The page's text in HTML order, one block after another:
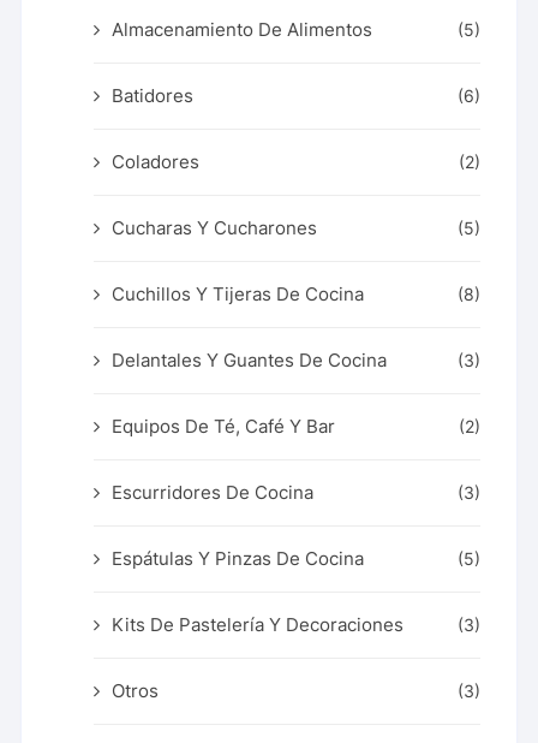
Almacenamiento De Alimentos (5)
Batidores (6)
Coladores (2)
Cucharas Y Cucharones (5)
Cuchillos Y Tijeras De Cocina (8)
Delantales Y Guantes De Cocina (3)
Equipos De Té, Café Y Bar (2)
Escurridores De Cocina (3)
Espátulas Y Pinzas De Cocina (5)
Kits De Pastelería Y Decoraciones (3)
Otros (3)